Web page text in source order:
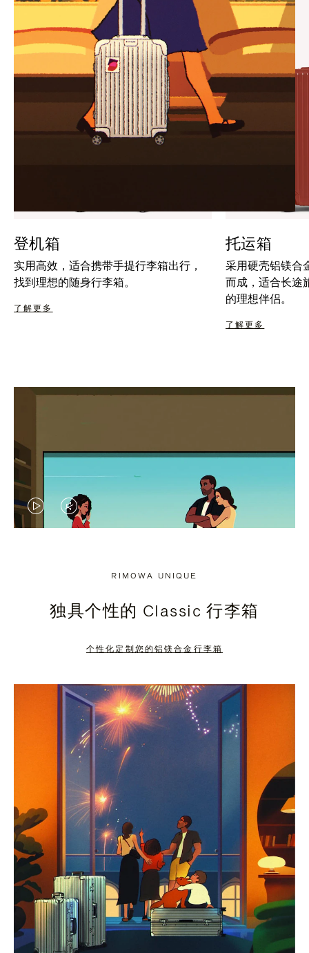
下
暂
击
按
钮
取
消
静
登机箱
实用高效，适合携带手提行李箱出行，
找到理想的随身行李箱。
了解更多
托运箱
采用硬壳铝镁合
而成，适合长途
的理想伴侣。
了解更多
视
停，
下
视
音，
击
按
钮
取
消
静
RIMOWA UNIQUE
独具个性的 Classic 行李箱
个性化定制您的铝镁合金行李箱